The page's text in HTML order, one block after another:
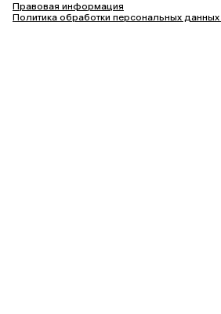
Правовая информация
Политика обработки персональных